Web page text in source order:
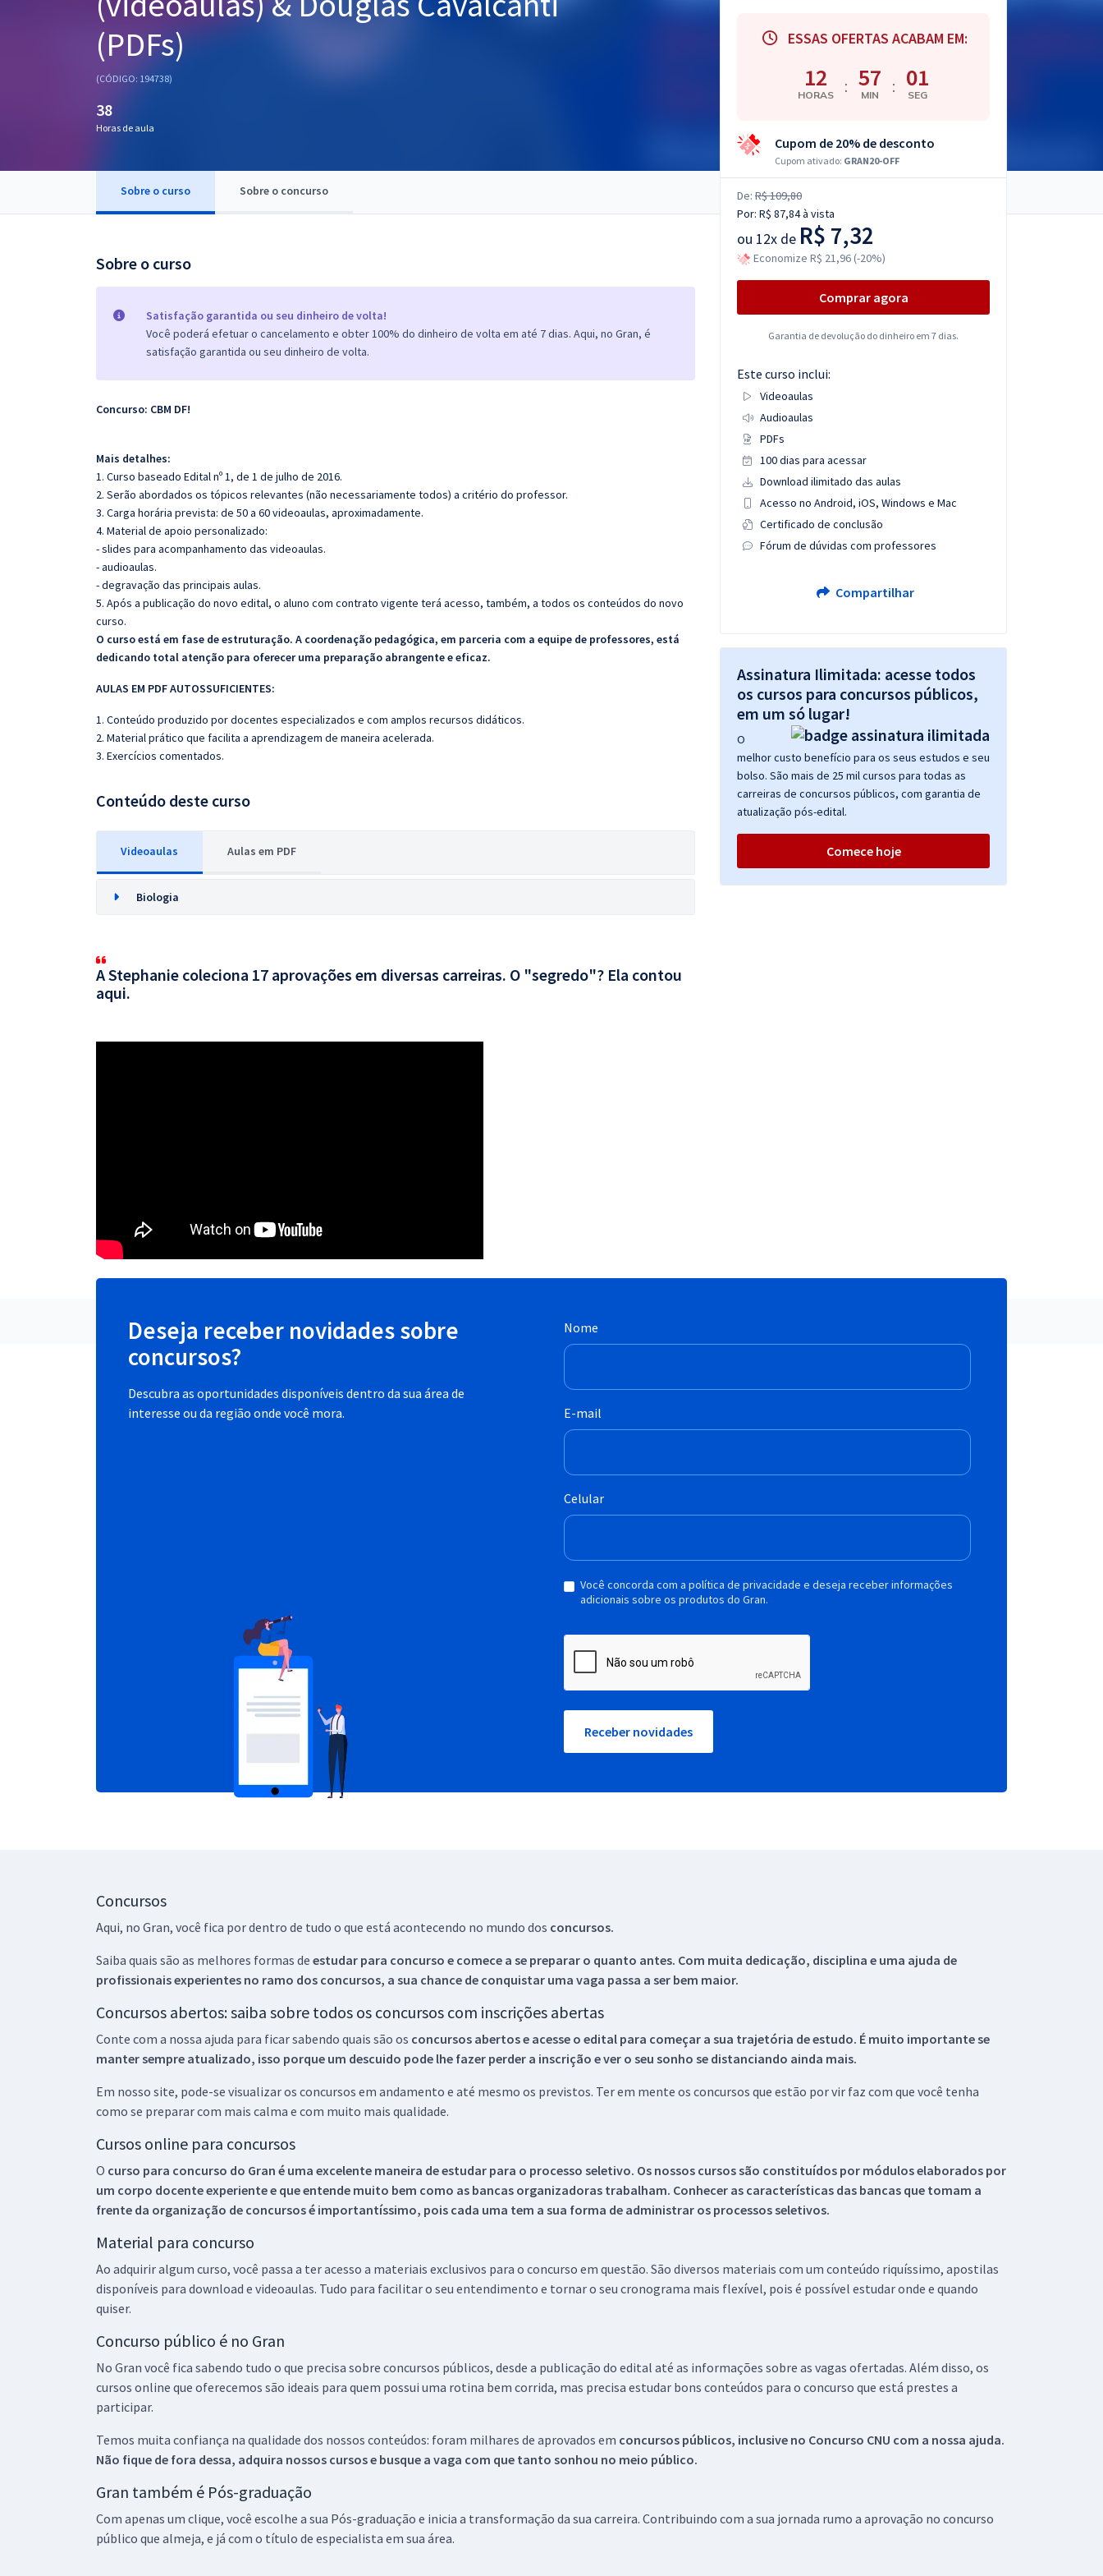
Questões grátis
(PDFs)
(CÓDIGO: 194738)
38
Horas de aula
Sobre o curso Sobre o concurso
Sobre o curso
Satisfação garantida ou seu dinheiro de volta!
Você poderá efetuar o cancelamento e obter 100% do dinheiro de volta em até 7 dias. Aqui, no Gran, é
satisfação garantida ou seu dinheiro de volta.
Concurso: CBM DF!
Mais detalhes:
1. Curso baseado Edital nº 1, de 1 de julho de 2016.
2. Serão abordados os tópicos relevantes (não necessariamente todos) a critério do professor.
3. Carga horária prevista: de 50 a 60 videoaulas, aproximadamente.
4. Material de apoio personalizado:
- slides para acompanhamento das videoaulas.
- audioaulas.
- degravação das principais aulas.
5. Após a publicação do novo edital, o aluno com contrato vigente terá acesso, também, a todos os conteúdos do novo
curso.
O curso está em fase de estruturação. A coordenação pedagógica, em parceria com a equipe de professores, está
dedicando total atenção para oferecer uma preparação abrangente e eficaz.
AULAS EM PDF AUTOSSUFICIENTES:
1. Conteúdo produzido por docentes especializados e com amplos recursos didáticos.
2. Material prático que facilita a aprendizagem de maneira acelerada.
3. Exercícios comentados.
Conteúdo deste curso
Videoaulas Aulas em PDF
Biologia
A Stephanie coleciona 17 aprovações em diversas carreiras. O "segredo"? Ela contou
aqui.
ESSAS OFERTAS ACABAM EM:
12
HORAS : 57
MIN : 00
SEG
Cupom de 20% de desconto
Cupom ativado: GRAN20-OFF
De: R$ 109,80
Por: R$ 87,84à vista
ou 12x de R$ 7,32
Economize R$ 21,96 (-20%)
Comprar agora
Garantia de devolução do dinheiro em 7 dias.
Este curso inclui:
Videoaulas
Audioaulas
PDFs
100 dias para acessar
Download ilimitado das aulas
Acesso no Android, iOS, Windows e Mac
Certificado de conclusão
Fórum de dúvidas com professores
Compartilhar
Assinatura Ilimitada: acesse todos
os cursos para concursos públicos,
em um só lugar!
O
melhor custo benefício para os seus estudos e seu
bolso. São mais de 25 mil cursos para todas as
carreiras de concursos públicos, com garantia de
atualização pós-edital.
Comece hoje
Deseja receber novidades sobre
concursos?
Descubra as oportunidades disponíveis dentro da sua área de
interesse ou da região onde você mora.
Nome
E-mail
Celular
Você concorda com a política de privacidade e deseja receber informações
adicionais sobre os produtos do Gran.
Receber novidades
Concursos
Aqui, no Gran, você fica por dentro de tudo o que está acontecendo no mundo dos concursos.
Saiba quais são as melhores formas de estudar para concurso e comece a se preparar o quanto antes. Com muita dedicação, disciplina e uma ajuda de
profissionais experientes no ramo dos concursos, a sua chance de conquistar uma vaga passa a ser bem maior.
Concursos abertos: saiba sobre todos os concursos com inscrições abertas
Conte com a nossa ajuda para ficar sabendo quais são os concursos abertos e acesse o edital para começar a sua trajetória de estudo. É muito importante se
manter sempre atualizado, isso porque um descuido pode lhe fazer perder a inscrição e ver o seu sonho se distanciando ainda mais.
Em nosso site, pode-se visualizar os concursos em andamento e até mesmo os previstos. Ter em mente os concursos que estão por vir faz com que você tenha
como se preparar com mais calma e com muito mais qualidade.
Cursos online para concursos
O curso para concurso do Gran é uma excelente maneira de estudar para o processo seletivo. Os nossos cursos são constituídos por módulos elaborados por
um corpo docente experiente e que entende muito bem como as bancas organizadoras trabalham. Conhecer as características das bancas que tomam a
frente da organização de concursos é importantíssimo, pois cada uma tem a sua forma de administrar os processos seletivos.
Material para concurso
Ao adquirir algum curso, você passa a ter acesso a materiais exclusivos para o concurso em questão. São diversos materiais com um conteúdo riquíssimo, apostilas
disponíveis para download e videoaulas. Tudo para facilitar o seu entendimento e tornar o seu cronograma mais flexível, pois é possível estudar onde e quando
quiser.
Concurso público é no Gran
No Gran você fica sabendo tudo o que precisa sobre concursos públicos, desde a publicação do edital até as informações sobre as vagas ofertadas. Além disso, os
cursos online que oferecemos são ideais para quem possui uma rotina bem corrida, mas precisa estudar bons conteúdos para o concurso que está prestes a
participar.
Temos muita confiança na qualidade dos nossos conteúdos: foram milhares de aprovados em concursos públicos, inclusive no Concurso CNU com a nossa ajuda.
Não fique de fora dessa, adquira nossos cursos e busque a vaga com que tanto sonhou no meio público.
Gran também é Pós-graduação
Com apenas um clique, você escolhe a sua Pós-graduação e inicia a transformação da sua carreira. Contribuindo com a sua jornada rumo a aprovação no concurso
público que almeja, e já com o título de especialista em sua área.